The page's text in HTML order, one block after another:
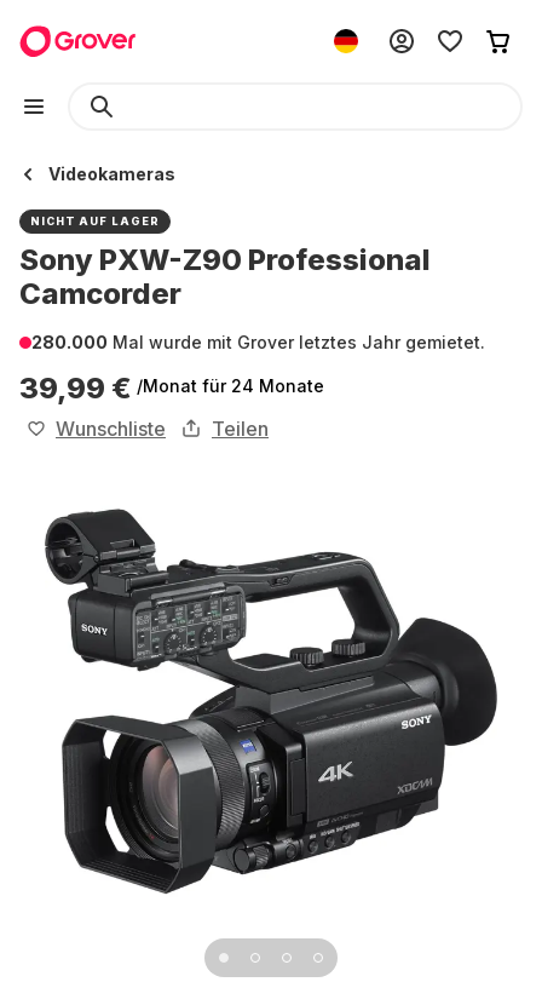
Videokameras
NICHT AUF LAGER
Sony PXW-Z90 Professional
Camcorder
280.000 Mal wurde mit Grover letztes Jahr gemietet.
39,99 € /Monat für 24 Monate
Wunschliste Teilen